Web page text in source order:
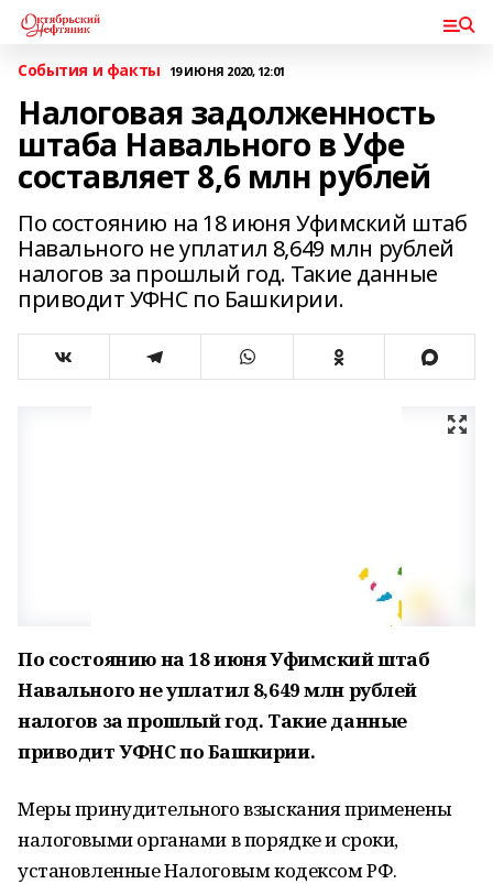
События и факты 19 ИЮНЯ 2020, 12:01
Налоговая задолженность
штаба Навального в Уфе
составляет 8,6 млн рублей
По состоянию на 18 июня Уфимский штаб
Навального не уплатил 8,649 млн рублей
налогов за прошлый год. Такие данные
приводит УФНС по Башкирии.
По состоянию на 18 июня Уфимский штаб
Навального не уплатил 8,649 млн рублей
налогов за прошлый год. Такие данные
приводит УФНС по Башкирии.
Меры принудительного взыскания применены
налоговыми органами в порядке и сроки,
установленные Налоговым кодексом РФ.